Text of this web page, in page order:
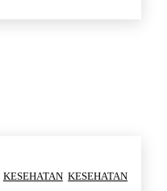
KESEHATAN KESEHATAN